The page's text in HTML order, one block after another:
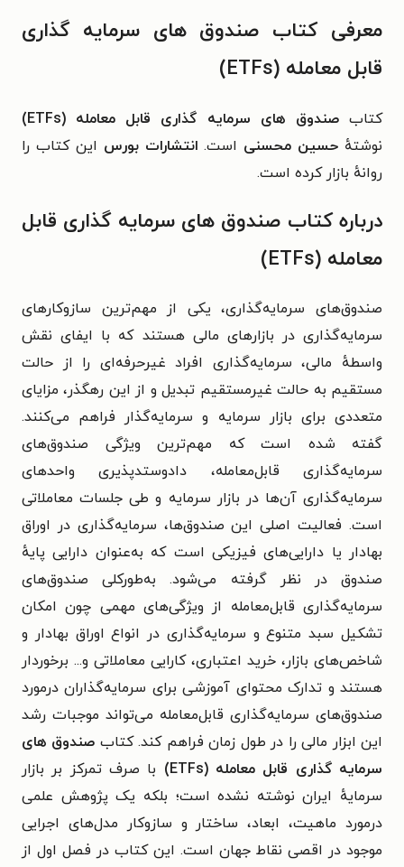
معرفی کتاب صندوق های سرمایه گذاری
قابل معامله (ETFs)
کتابصندوق های سرمایه گذاری قابل معامله (ETFs)
نوشتهٔ حسین محسنی است. انتشارات بورس این کتاب را
روانهٔ بازار کرده است.
درباره کتاب صندوق های سرمایه گذاری قابل
معامله (ETFs)
صندوق‌های سرمایه‌گذاری، یکی از مهم‌ترین سازوکارهای
سرمایه‌گذاری در بازارهای مالی هستند که با ایفای نقش
واسطهٔ مالی، سرمایه‌گذاری افراد غیرحرفه‌ای را از حالت
مستقیم به حالت غیرمستقیم تبدیل و از این رهگذر، مزایای
متعددی برای بازار سرمایه و سرمایه‌گذار فراهم می‌کنند.
گفته شده است که مهم‌ترین ویژگی صندوق‌های
سرمایه‌گذاری قابل‌معامله، دادوستدپذیری واحدهای
سرمایه‌گذاری آن‌ها در بازار سرمایه و طی جلسات معاملاتی
است. فعالیت اصلی این صندوق‌ها، سرمایه‌گذاری در اوراق
بهادار یا دارایی‌های فیزیکی است که به‌عنوان دارایی پایهٔ
صندوق در نظر گرفته می‌شود. به‌طورکلی صندوق‌های
سرمایه‌گذاری قابل‌معامله از ویژگی‌های مهمی چون امکان
تشکیل سبد متنوع و سرمایه‌گذاری در انواع اوراق بهادار و
شاخص‌های بازار، خرید اعتباری، کارایی معاملاتی و... برخوردار
هستند و تدارک محتوای آموزشی برای سرمایه‌گذاران درمورد
صندوق‌های سرمایه‌گذاری قابل‌معامله می‌تواند موجبات رشد
این ابزار مالی را در طول زمان فراهم کند.کتاب صندوق های
سرمایه گذاری قابل معامله (ETFs)
با صرف تمرکز بر بازار
سرمایهٔ ایران نوشته نشده است؛ بلکه یک پژوهش علمی
درمورد ماهیت، ابعاد، ساختار و سازوکار مدل‌های اجرایی
موجود در اقصی نقاط جهان است. این کتاب در فصل اول از